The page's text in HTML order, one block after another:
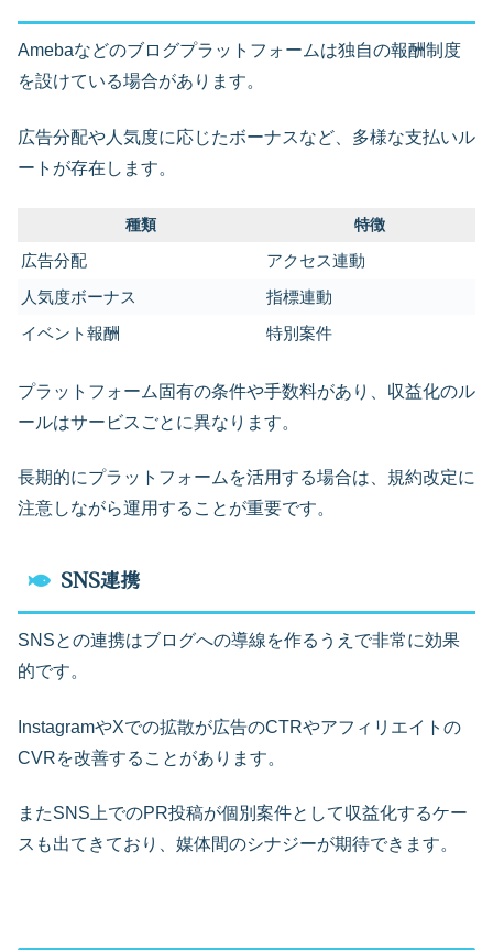
Amebaなどのブログプラットフォームは独自の報酬制度
を設けている場合があります。
広告分配や人気度に応じたボーナスなど、多様な支払いル
ートが存在します。
種類 特徴
広告分配
アクセス連動
人気度ボーナス
指標連動
イベント報酬
特別案件
プラットフォーム固有の条件や手数料があり、収益化のル
ールはサービスごとに異なります。
長期的にプラットフォームを活用する場合は、規約改定に
注意しながら運用することが重要です。
SNS連携
SNSとの連携はブログへの導線を作るうえで非常に効果
的です。
InstagramやXでの拡散が広告のCTRやアフィリエイトの
CVRを改善することがあります。
またSNS上でのPR投稿が個別案件として収益化するケー
スも出てきており、媒体間のシナジーが期待できます。